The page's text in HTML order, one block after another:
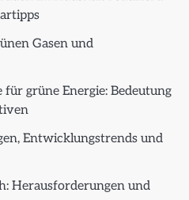
Gasen und
grüne Energie: Bedeutung
Entwicklungstrends und
Herausforderungen und